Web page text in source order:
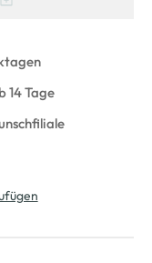
14 Tage